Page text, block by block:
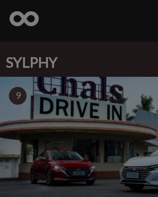
SYLPHY
9